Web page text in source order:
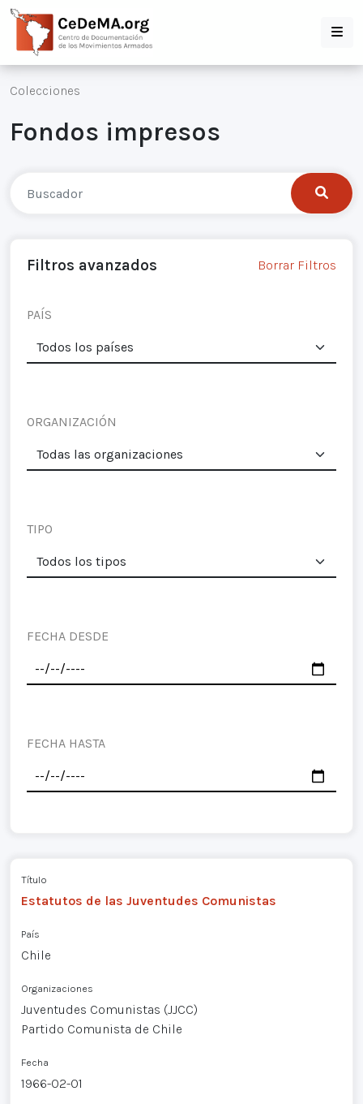
Colecciones
Fondos impresos
Filtros avanzados Borrar Filtros
PAÍS
ORGANIZACIÓN
TIPO
FECHA DESDE
FECHA HASTA
Título
Estatutos de las Juventudes Comunistas
País
Chile
Organizaciones
Juventudes Comunistas (JJCC)
Partido Comunista de Chile
Fecha
1966-02-01